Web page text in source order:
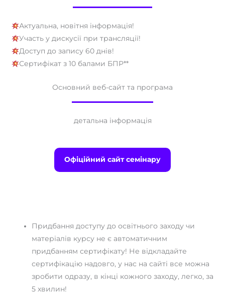
Актуальна, новітня інформація!
Участь у дискусії при трансляції!
Доступ до запису 60 днів!
Сертифікат з 10 балами БПР**
Основний веб-сайт та програма
детальна інформація
Офіційний сайт семінару
Придбання доступу до освітнього заходу чи
матеріалів курсу не є автоматичним
придбанням сертифікату! Не відкладайте
сертифікацію надовго, у нас на сайті все можна
зробити одразу, в кінці кожного заходу, легко, за
5 хвилин!